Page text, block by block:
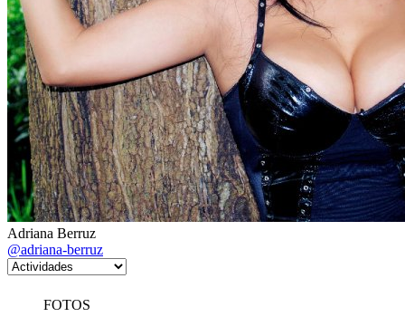
Adriana Berruz
@adriana-berruz
FOTOS